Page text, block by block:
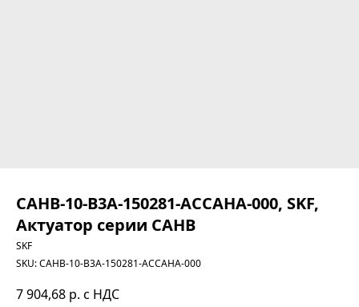
CAHB-10-B3A-150281-ACCAHA-000, SKF,
Актуатор серии CAHB
SKF
SKU:CAHB-10-B3A-150281-ACCAHA-000
7 904,68 р. с НДС